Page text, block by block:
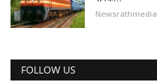
Newsrathmedia
FOLLOW US